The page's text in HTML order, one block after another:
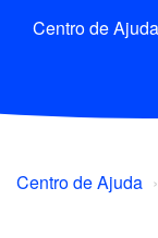
Centro de Ajuda
Centro de Ajuda